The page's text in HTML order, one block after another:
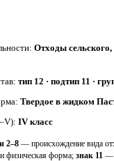
Отходы сельского,
тип 12 · подтип 11 ·
Твердое в жидком
IV класс
2–8 — происхождение вида
физическая форма; знак 11 —